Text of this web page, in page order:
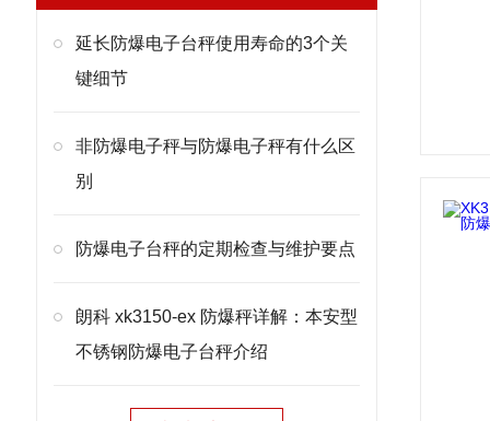
延长防爆电子台秤使用寿命的3个关
键细节
非防爆电子秤与防爆电子秤有什么区
别
防爆电子台秤的定期检查与维护要点
朗科 xk3150-ex 防爆秤详解：本安型
不锈钢防爆电子台秤介绍